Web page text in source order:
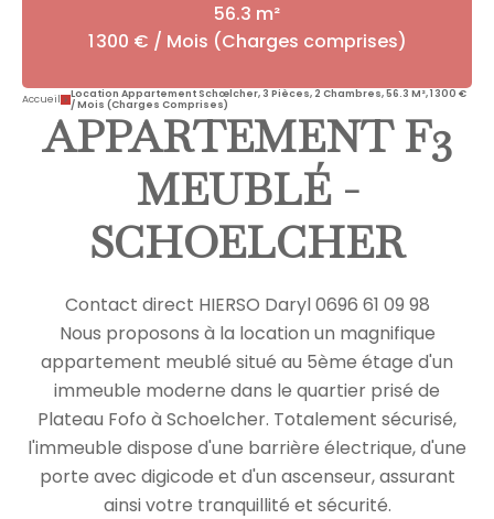
56.3 m²
1 300 € / Mois (Charges comprises)
Accueil
Location Appartement Schœlcher, 3 Pièces, 2 Chambres, 56.3 M², 1 300 €
/ Mois (Charges Comprises)
APPARTEMENT F3
MEUBLÉ -
SCHOELCHER
Contact direct HIERSO Daryl 0696 61 09 98
Nous proposons à la location un magnifique
appartement meublé situé au 5ème étage d'un
immeuble moderne dans le quartier prisé de
Plateau Fofo à Schoelcher. Totalement sécurisé,
l'immeuble dispose d'une barrière électrique, d'une
porte avec digicode et d'un ascenseur, assurant
ainsi votre tranquillité et sécurité.